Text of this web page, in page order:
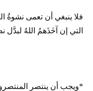
فلا ينبغي أن تعمى نشوةُ
التي إن آخَذَهمُ اللهُ
*ويجب أن ينتصر